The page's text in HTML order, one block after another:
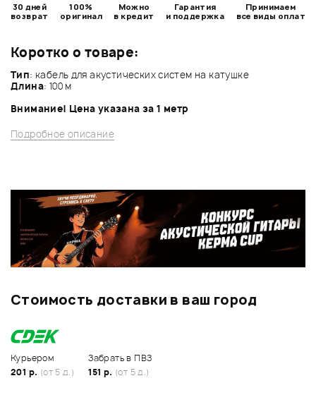
Коротко о товаре:
Тип: кабель для акустических систем на катушке
Длина: 100 м
Внимание! Цена указана за 1 метр
Подробное описание
30 дней
возврат
100%
оригинал
Можно
в кредит
Гарантия
и поддержка
Принимаем
все виды оплат
Стоимость доставки в ваш город
Курьером
201 р. (от 5 д.)
Забрать в ПВЗ
151 р. (от 5 д.)